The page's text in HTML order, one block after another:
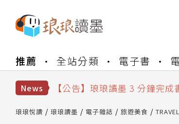
推薦 全站分類 電子書
News
【公告】琅琅讀墨數位閱讀
【公告】琅琅讀墨 3 分鐘完
【公告】琅琅讀墨數位閱讀資
琅琅悅讀 琅琅讀墨 電子雜誌 旅遊美食